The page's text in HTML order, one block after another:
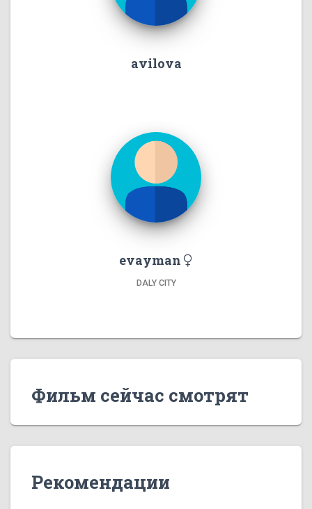
avilova
evayman
DALY CITY
Фильм сейчас смотрят
Рекомендации